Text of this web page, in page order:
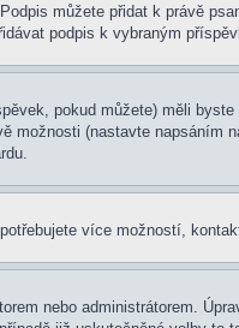
můžete přidat k právě
podpis k vybraným
pokud můžete) měli
možnosti (nastavte napsáním
více možností,
nebo administrátorem.